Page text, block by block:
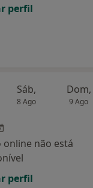
perfil
Sáb,
8 Ago
Dom,
9 Ago
não está
perfil